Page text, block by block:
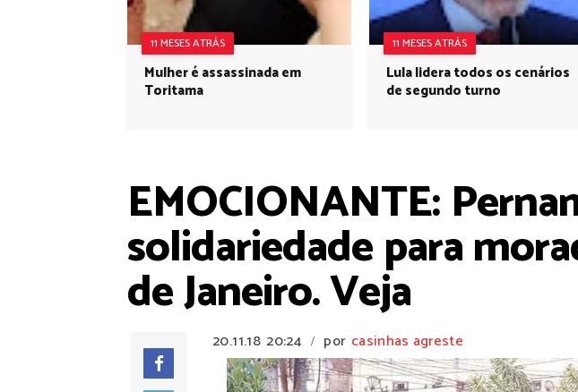
11 MESES ATRÁS
Mulher é assassinada em
Toritama
11 MESES ATRÁS
Lula lidera todos os cenários
de segundo turno
EMOCIONANTE:
solidariedade para
de Janeiro. Veja
20.11.18 20:24 / por casinhas agreste